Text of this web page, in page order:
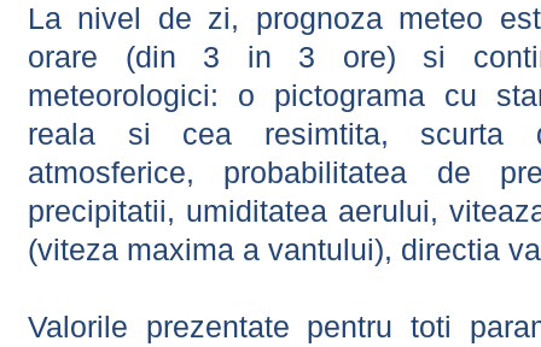
La nivel de zi, prognoza meteo
orare (din 3 in 3 ore) si
meteorologici: o pictograma cu
reala si cea resimtita, scurta
atmosferice, probabilitatea de
precipitatii, umiditatea aerului,
(viteza maxima a vantului), directia
Valorile prezentate pentru toti